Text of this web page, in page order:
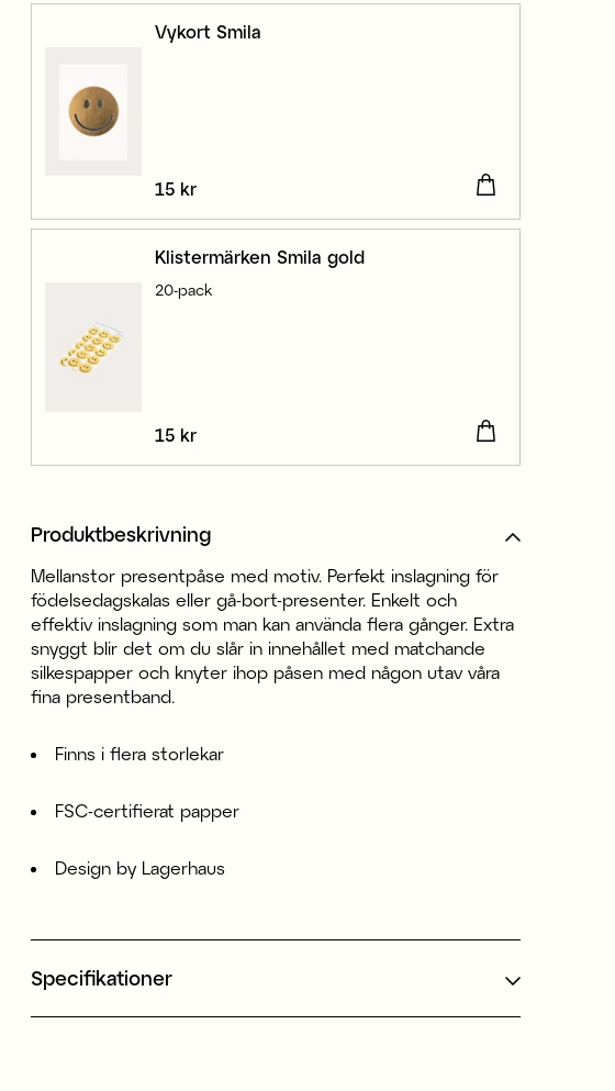
Vykort Smila
Pris:15 kr
15 kr
Klistermärken Smila gold
20-pack
Pris:15 kr
15 kr
Produktbeskrivning
Mellanstor presentpåse med motiv. Perfekt inslagning för
födelsedagskalas eller gå-bort-presenter. Enkelt och
effektiv inslagning som man kan använda flera gånger. Extra
snyggt blir det om du slår in innehållet med matchande
silkespapper och knyter ihop påsen med någon utav våra
fina presentband.
Finns i flera storlekar
FSC-certifierat papper
Design by Lagerhaus
Specifikationer